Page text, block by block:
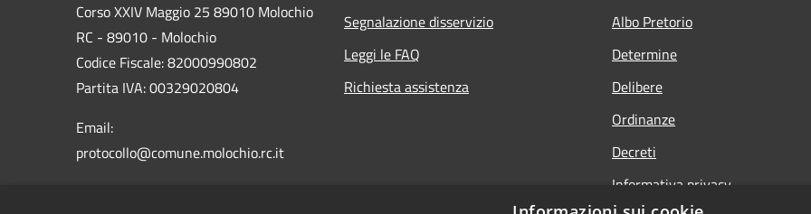
Corso XXIV Maggio 25 89010 Molochio
RC - 89010 - Molochio
Codice Fiscale: 82000990802
Partita IVA: 00329020804
Email:
protocollo@comune.molochio.rc.it
Segnalazione disservizio
Leggi le FAQ
Richiesta assistenza
Albo Pretorio
Determine
Delibere
Ordinanze
Decreti
Informativa privacy